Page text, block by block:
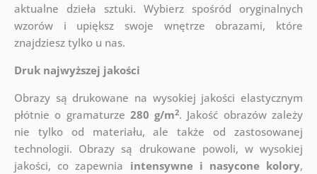
aktualne dzieła sztuki. Wybierz spośród oryginalnych
wzorów i upiększ swoje wnętrze obrazami, które
znajdziesz tylko u nas.
Druk najwyższej jakości
Obrazy są drukowane na wysokiej jakości elastycznym
płótnie o gramaturze 280 g/m2. Jakość obrazów zależy
nie tylko od materiału, ale także od zastosowanej
technologii. Obrazy są drukowane powoli, w wysokiej
jakości, co zapewnia intensywne i nasycone kolory,